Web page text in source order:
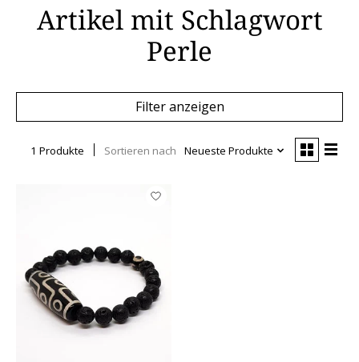
Artikel mit Schlagwort
Perle
Filter anzeigen
1 Produkte Sortieren nach Neueste Produkte